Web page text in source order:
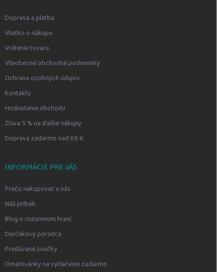
Doprava a platba
Všetko o nákupe
Vrátenie tovaru
Všeobecné obchodné podmienky
Ochrana osobných údajov
Kontakty
Hodnotenie obchodu
Zľava 5 % na ďalšie nákupy
Doprava zadarmo nad 69 €
INFORMÁCIE PRE VÁS
Prečo nakupovať u nás
Náš príbeh
Blog o rozumnom hraní
Darčekový poradca
Predávané značky
Omaľovánky na vytlačenie zadarmo